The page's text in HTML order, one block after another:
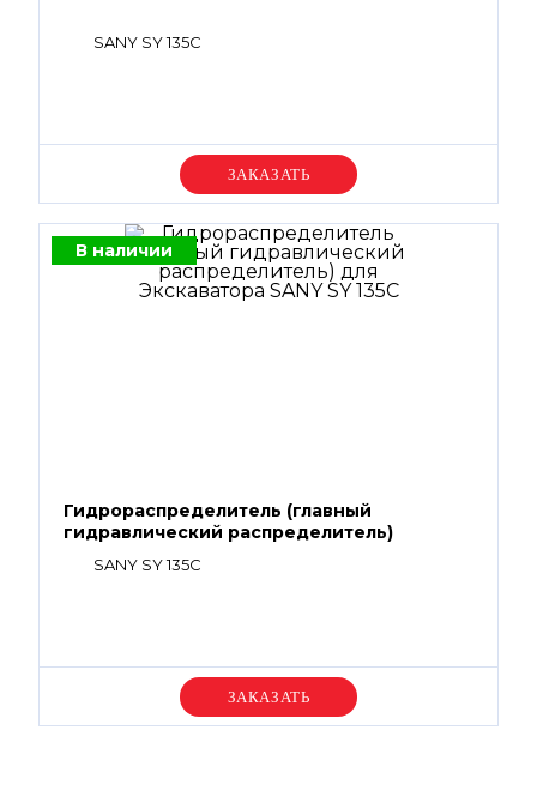
SANY SY 135C
Уточняйте цену
В наличии
Гидрораспределитель (главный
гидравлический распределитель)
SANY SY 135C
Уточняйте цену